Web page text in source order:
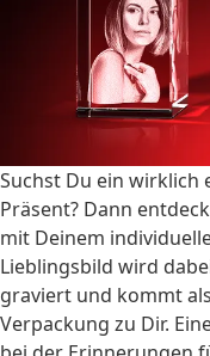
Suchst Du ein wirklich
Präsent? Dann
mit Deinem
Lieblingsbild wird
graviert und kommt
Verpackung zu Dir.